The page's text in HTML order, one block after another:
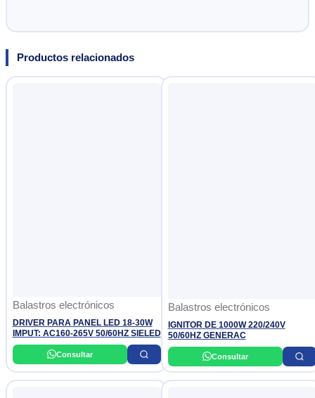
Productos relacionados
Balastros electrónicos
DRIVER PARA PANEL LED 18-30W
IMPUT: AC160-265V 50/60HZ SIELED
Consultar
Balastros electrónicos
IGNITOR DE 1000W 220/240V
50/60HZ GENERAC
Consultar